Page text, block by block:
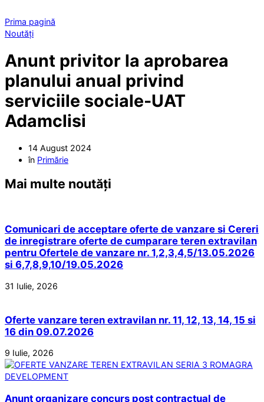
Prima pagină
Noutăți
Anunt privitor la aprobarea
planului anual privind
serviciile sociale-UAT
Adamclisi
14 August 2024
în Primărie
Mai multe noutăți
Comunicari de acceptare oferte de vanzare si Cereri
de inregistrare oferte de cumparare teren extravilan
pentru Ofertele de vanzare nr. 1,2,3,4,5/13.05.2026
si 6,7,8,9,10/19.05.2026
31 Iulie, 2026
Oferte vanzare teren extravilan nr. 11, 12, 13, 14, 15 si
16 din 09.07.2026
9 Iulie, 2026
Anunt organizare concurs post contractual de